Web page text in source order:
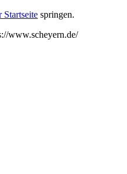
Startseite springen.
www.scheyern.de/